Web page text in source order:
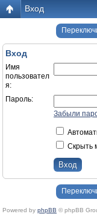
Вход
Вход
Имя
пользовател
я:
Пароль:
Забыли
Скрыть
Powered by phpBB © phpBB